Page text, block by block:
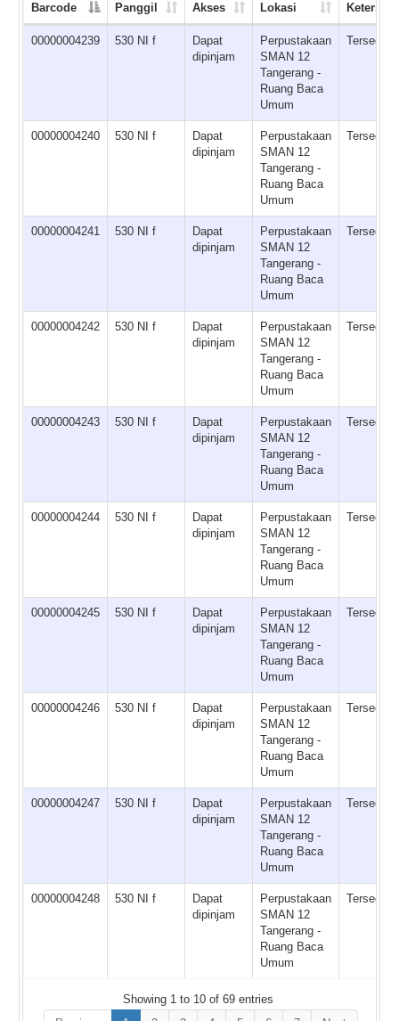
Barcode
Panggil
Akses Lokasi
00000004239 530 NI f
Dapat
dipinjam
Perpustakaan
SMAN 12
Tangerang -
Ruang Baca
Umum
Tersedia
00000004240 530 NI f
Dapat
dipinjam
Perpustakaan
SMAN 12
Tangerang -
Ruang Baca
Umum
Tersedia
00000004241 530 NI f
Dapat
dipinjam
Perpustakaan
SMAN 12
Tangerang -
Ruang Baca
Umum
Tersedia
00000004242 530 NI f
Dapat
dipinjam
Perpustakaan
SMAN 12
Tangerang -
Ruang Baca
Umum
Tersedia
00000004243 530 NI f
Dapat
dipinjam
Perpustakaan
SMAN 12
Tangerang -
Ruang Baca
Umum
Tersedia
00000004244 530 NI f
Dapat
dipinjam
Perpustakaan
SMAN 12
Tangerang -
Ruang Baca
Umum
Tersedia
00000004245 530 NI f
Dapat
dipinjam
Perpustakaan
SMAN 12
Tangerang -
Ruang Baca
Umum
Tersedia
00000004246 530 NI f
Dapat
dipinjam
Perpustakaan
SMAN 12
Tangerang -
Ruang Baca
Umum
Tersedia
00000004247 530 NI f
Dapat
dipinjam
Perpustakaan
SMAN 12
Tangerang -
Ruang Baca
Umum
Tersedia
00000004248 530 NI f
Dapat
dipinjam
Perpustakaan
SMAN 12
Tangerang -
Ruang Baca
Umum
Tersedia
Showing 1 to 10 of 69 entries